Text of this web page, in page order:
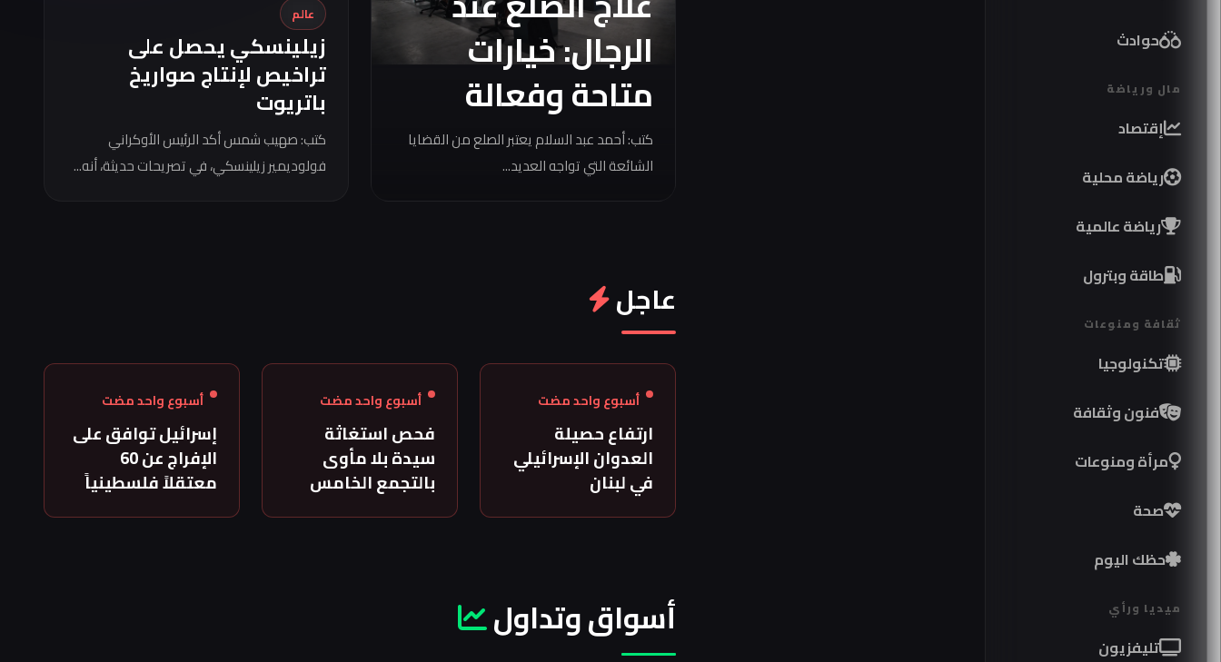
حوادث
مال ورياضة
إقتصاد
رياضة محلية
رياضة عالمية
طاقة وبترول
ثقافة ومنوعات
تكنولوجيا
فنون وثقافة
مرأة ومنوعات
صحة
حظك اليوم
ميديا ورأي
تليفزيون
الرجال: خيارات
متاحة وفعالة
كتب: أحمد عبد السلام يعتبر الصلع من القضايا
الشائعة التي تواجه العديد...
عالم
زيلينسكي يحصل على
تراخيص لإنتاج صواريخ
باتريوت
كتب: صهيب شمس أكد الرئيس الأوكراني
فولوديمير زيلينسكي، في تصريحات حديثة، أنه...
عاجل
أسبوع واحد مضت
ارتفاع حصيلة
العدوان الإسرائيلي
في لبنان
أسبوع واحد مضت
فحص استغاثة
سيدة بلا مأوى
بالتجمع الخامس
أسبوع واحد مضت
إسرائيل توافق على
الإفراج عن 60
معتقلاً فلسطينياً
أسواق وتداول